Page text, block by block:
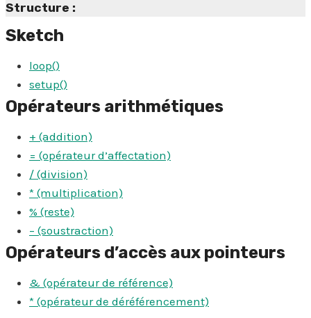
Structure :
Sketch
loop()
setup()
Opérateurs arithmétiques
+ (addition)
= (opérateur d’affectation)
/ (division)
* (multiplication)
% (reste)
– (soustraction)
Opérateurs d’accès aux pointeurs
& (opérateur de référence)
* (opérateur de déréférencement)